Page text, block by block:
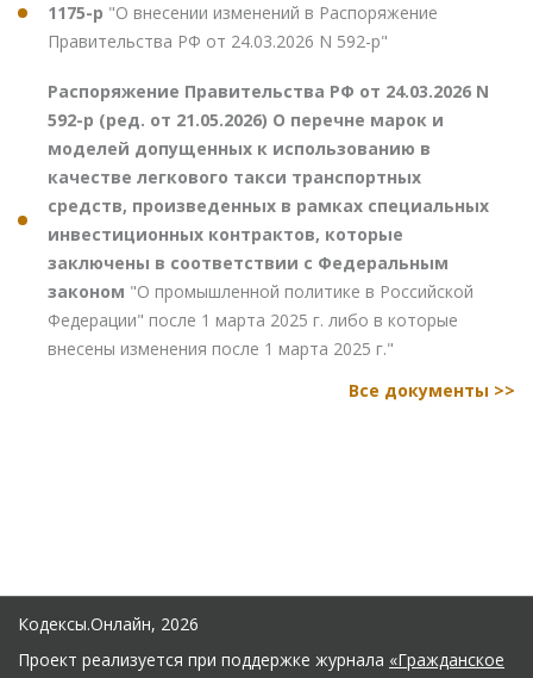
1175-р "О внесении изменений в Распоряжение
Правительства РФ от 24.03.2026 N 592-р"
Распоряжение Правительства РФ от 24.03.2026 N
592-р (ред. от 21.05.2026) О перечне марок и
моделей допущенных к использованию в
качестве легкового такси транспортных
средств, произведенных в рамках специальных
инвестиционных контрактов, которые
заключены в соответствии с Федеральным
законом "О промышленной политике в Российской
Федерации" после 1 марта 2025 г. либо в которые
внесены изменения после 1 марта 2025 г."
Все документы >>
Кодексы.Онлайн, 2026
Проект реализуется при поддержке журнала «Гражданское